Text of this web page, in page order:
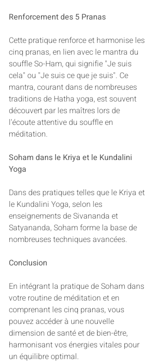
Renforcement des 5 Pranas
Cette pratique renforce et harmonise les
cinq pranas, en lien avec le mantra du
souffle So-Ham, qui signifie "Je suis
cela" ou "Je suis ce que je suis". Ce
mantra, courant dans de nombreuses
traditions de Hatha yoga, est souvent
découvert par les maîtres lors de
l'écoute attentive du souffle en
méditation.
Soham dans le Kriya et le Kundalini
Yoga
Dans des pratiques telles que le Kriya et
le Kundalini Yoga, selon les
enseignements de Sivananda et
Satyananda, Soham forme la base de
nombreuses techniques avancées.
Conclusion
En intégrant la pratique de Soham dans
votre routine de méditation et en
comprenant les cinq pranas, vous
pouvez accéder à une nouvelle
dimension de santé et de bien-être,
harmonisant vos énergies vitales pour
un équilibre optimal.